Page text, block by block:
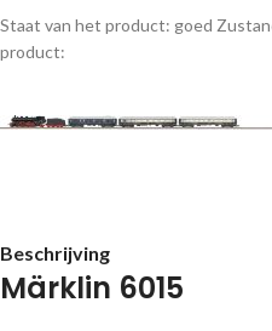
Staat van het product: goed
product:
Beschrijving
Märklin 6015